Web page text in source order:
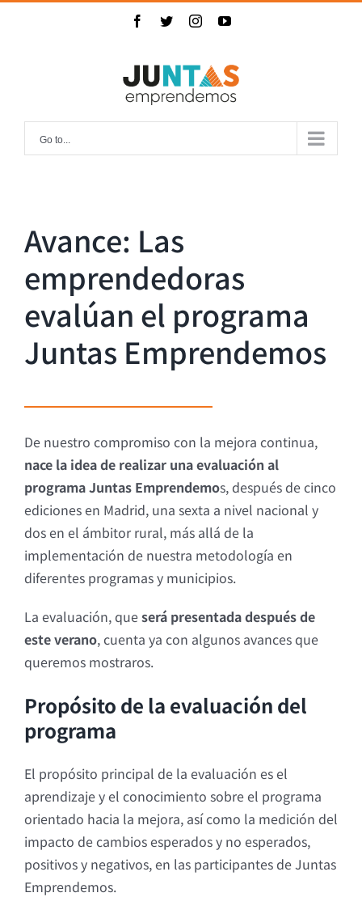
Facebook
TwitterInstagramYouTube
Go to...
Avance: Las
emprendedoras
evalúan el programa
Juntas Emprendemos
De nuestro compromiso con la mejora continua,
nace la idea de realizar una evaluación al
programa Juntas Emprendemos, después de cinco
ediciones en Madrid, una sexta a nivel nacional y
dos en el ámbitor rural, más allá de la
implementación de nuestra metodología en
diferentes programas y municipios.
La evaluación, queserá presentada después de
este verano, cuenta ya con algunos avances que
queremos mostraros.
Propósito de la evaluación del
programa
El propósito principal de la evaluación es el
aprendizaje y el conocimiento sobre el programa
orientado hacia la mejora, así como la medición del
impacto de cambios esperados y no esperados,
positivos y negativos, en las participantes de Juntas
Emprendemos.